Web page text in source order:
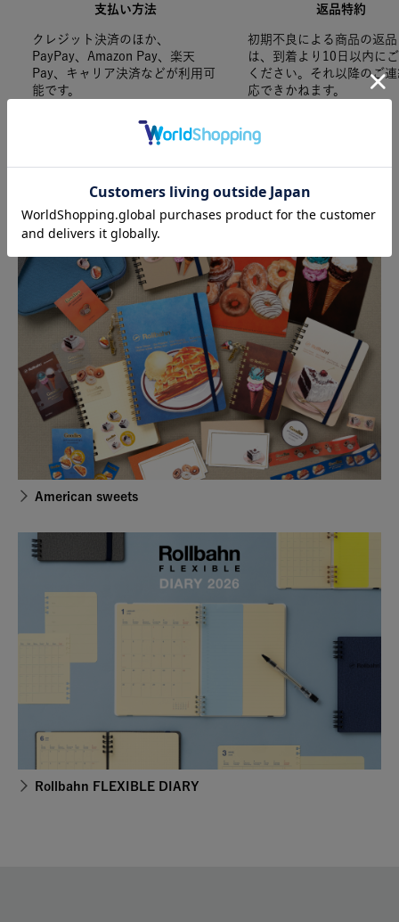
支払い方法
クレジット決済のほか、
PayPay、Amazon Pay、楽天
Pay、キャリア決済などが利用可
能です。
返品特約
初期不良による商品の返
は、到着より10日以内に
ください。それ以降のご
応できかねます。
SPECIAL FEATURE
American sweets
Rollbahn FLEXIBLE DIARY